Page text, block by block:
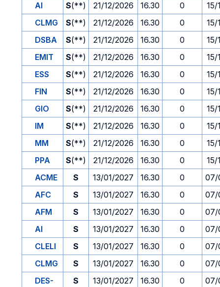
AI
S(**) 21/12/2026 16.30 0
15/
CLMG
S(**) 21/12/2026 16.30 0
15/
DSBA
S(**) 21/12/2026 16.30 0
15/
EMIT
S(**) 21/12/2026 16.30 0
15/
ESS
S(**) 21/12/2026 16.30 0
15/
FIN
S(**) 21/12/2026 16.30 0
15/
GIO
S(**) 21/12/2026 16.30 0
15/
IM
S(**) 21/12/2026 16.30 0
15/
MM
S(**) 21/12/2026 16.30 0
15/
PPA
S(**) 21/12/2026 16.30 0
15/
ACME
S 13/01/2027 16.30 0
07/
AFC
S 13/01/2027 16.30 0
07/
AFM
S 13/01/2027 16.30 0
07/
AI
S 13/01/2027 16.30 0
07/
CLELI
S 13/01/2027 16.30 0
07/
CLMG
S 13/01/2027 16.30 0
07/
DES-
S 13/01/2027 16.30 0 07/